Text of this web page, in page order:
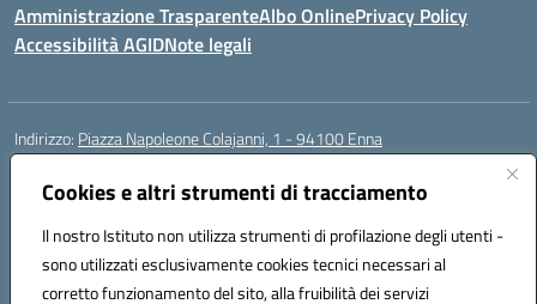
Cookies e altri strumenti di tracciamento
Il nostro Istituto non utilizza strumenti di profilazione degli utenti -
sono utilizzati esclusivamente cookies tecnici necessari al
corretto funzionamento del sito, alla fruibilità dei servizi
Amministrazione TrasparenteAlbo OnlinePrivacy Policy
Accessibilità AGIDNote legali
Indirizzo: Piazza Napoleone Colajanni, 1 - 94100 Enna
Centralino:
Posta elettronica certificata (PEC):enic81500a@pec.istruzione.it
Codice fiscale: 91049500860
Codice meccanografico:enic81500a
Codice Indice delle Pubbliche Amministrazioni (IPA): istsc_enic81500a